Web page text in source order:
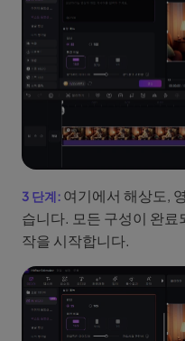
여기에서 해상도,
습니다. 모든 구성이 완료
작을 시작합니다.